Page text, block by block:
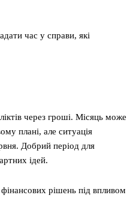
час у справи, які
через гроші. Місяць може
плані, але ситуація
Добрий період для
ідей.
рішень під впливом